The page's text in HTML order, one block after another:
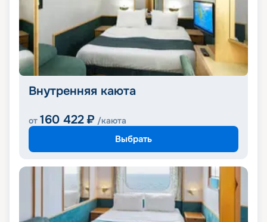
Внутренняя каюта
от 160 422 ₽ /каюта
Выбрать